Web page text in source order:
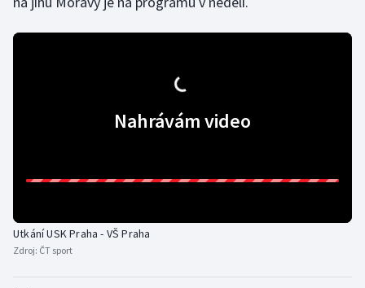
Parasport
Plavání
Plážový volejbal
Nahrávám video
Utkání USK Praha - VŠ Praha
Zdroj: ČT sport